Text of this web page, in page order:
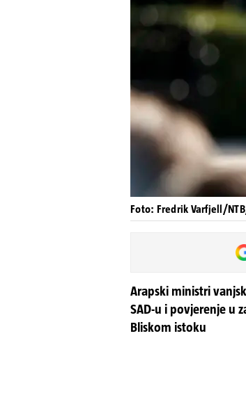
Foto: Fredrik Varfjell/
Arapski ministri
SAD-u i povjerenje u
Bliskom istoku